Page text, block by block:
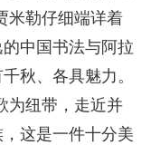
米勒仔细端详着
中国书法与阿拉
秋、各具魅力。
为纽带，走近并
这是一件十分美